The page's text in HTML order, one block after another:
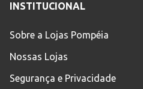
INSTITUCIONAL
Sobre a Lojas Pompéia
Nossas Lojas
Segurança e Privacidade